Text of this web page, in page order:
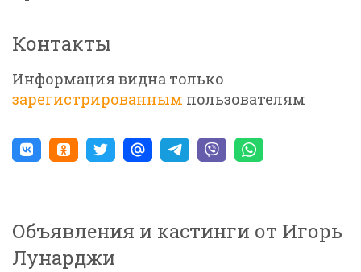
Контакты
Информация видна только
зарегистрированным пользователям
Объявления и кастинги от Игорь
Лунарджи